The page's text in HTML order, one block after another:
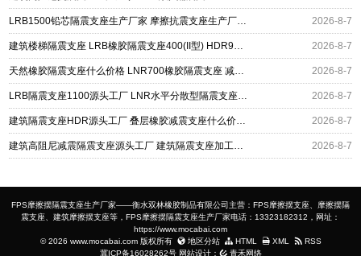
LRB1500铅芯隔震支座生产厂家 摩擦抗震支座生产厂家 摩擦摆隔震支座FBD 2026-8-7
建筑楼梯隔震支座 LRB橡胶隔震支座400(II型) HDR900高阻尼橡胶支座源头工厂 2026-8-7
天然橡胶隔震支座什么价格 LNR700橡胶隔震支座 减震隔震支座工厂生产厂家 2026-8-7
LRB隔震支座1100源头工厂 LNR水平分散型隔震支座生产厂家 橡胶隔震支座价格厂家 2026-8-7
建筑隔震支座HDR源头工厂 叠层橡胶减震支座什么价格 抗拔减震支座厂家 2026-8-7
建筑高阻尼减震隔震支座源头工厂 建筑隔震支座加工生产厂家 LNR400天然橡胶支座厂家电话 2026-8-7
FPS摩擦摆隔震支座生产厂家——衡水双林橡胶制品有限公司主营：FPS摩擦摆支座、摩擦摆隔
震支座、建筑摩擦摆支座等，FPS摩擦摆隔震支座生产厂家电话：13323182312，网址：
https://www.mocabai.com
© 2026 www.mocabai.com 版权所有
地区分站 HTML XML
RSS
冀ICP备16028262号网站设计： 青禾网络